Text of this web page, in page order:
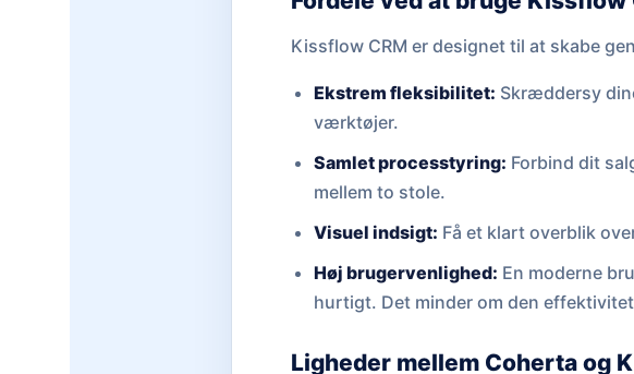
Kissflow CRM er designet til at skabe
Ekstrem fleksibilitet: Skræddersy
værktøjer.
Samlet processtyring: Forbind dit
mellem to stole.
Visuel indsigt: Få et klart overblik
Høj brugervenlighed: En moderne
hurtigt. Det minder om den
Ligheder mellem Coherta og